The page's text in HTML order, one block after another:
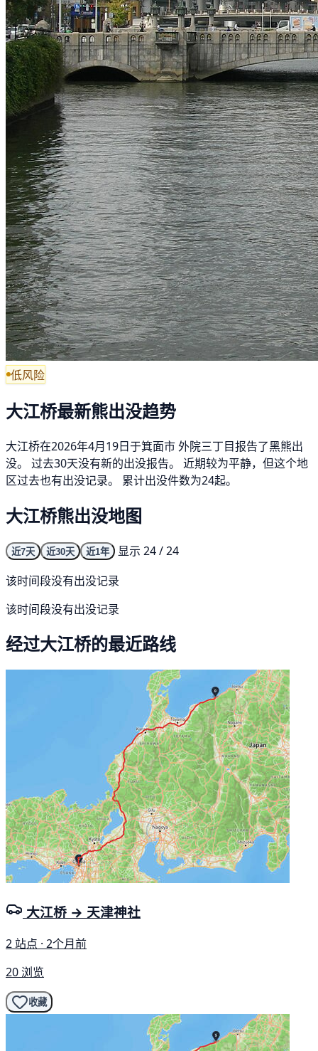
低风险
大江桥最新熊出没趋势
大江桥在2026年4月19日于箕面市 外院三丁目报告了黑熊出
没。 过去30天没有新的出没报告。 近期较为平静，但这个地
区过去也有出没记录。 累计出没件数为24起。
大江桥熊出没地图
近7天 近30天 近1年
显示 24 / 24
该时间段没有出没记录
该时间段没有出没记录
经过大江桥的最近路线
大江桥 → 天津神社
2 站点 · 2个月前
20 浏览
收藏